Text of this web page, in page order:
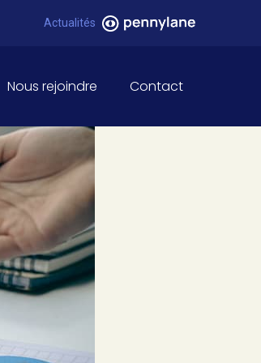
Actualités Pennylane
Nous rejoindre Contact